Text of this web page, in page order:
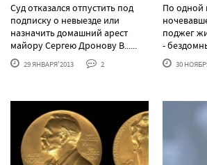
Суд отказался отпустить под
подписку о невыезде или
назначить домашний арест
майору Сергею Дронову В......
29 ЯНВАРЯ'2013 2
По одной
поджег
-
30